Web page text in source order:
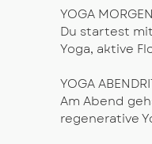
YOGA
Du startest
Yoga, aktive
YOGA
Am Abend
regenerative